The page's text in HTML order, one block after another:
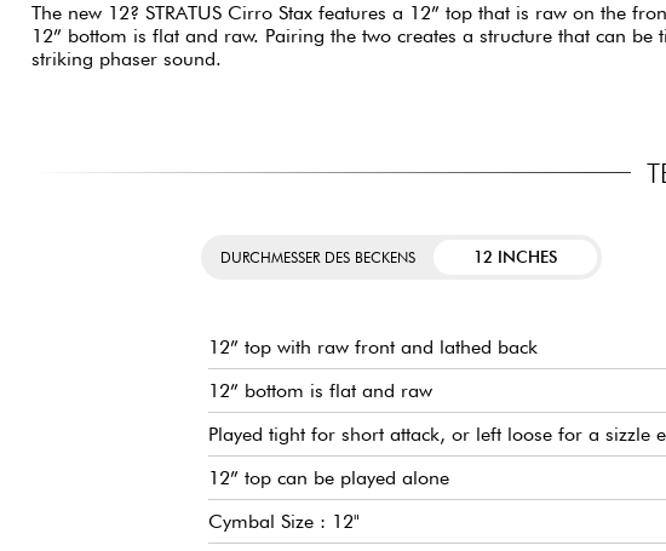
The new 12? STRATUS Cirro Stax features a 12” top that is raw on the
12” bottom is flat and raw. Pairing the two creates a structure that can
striking phaser sound.
DURCHMESSER DES BECKENS 12 INCHES
12” top with raw front and lathed back
12” bottom is flat and raw
Played tight for short attack, or left loose for a sizzle
12” top can be played alone
Cymbal Size : 12"